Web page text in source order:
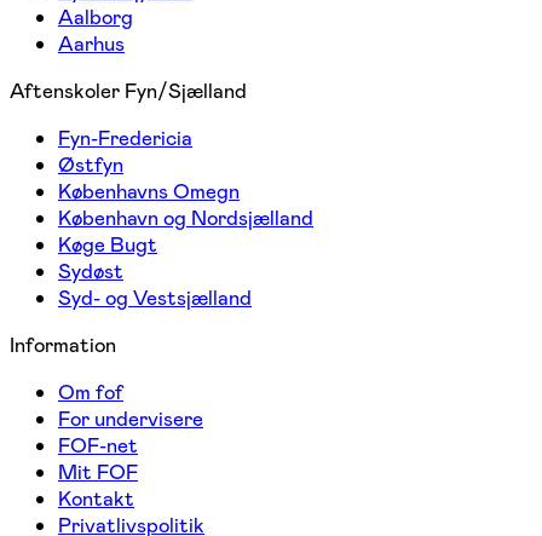
Aalborg
Aarhus
Aftenskoler Fyn/Sjælland
Fyn-Fredericia
Østfyn
Københavns Omegn
København og Nordsjælland
Køge Bugt
Sydøst
Syd- og Vestsjælland
Information
Om fof
For undervisere
FOF-net
Mit FOF
Kontakt
Privatlivspolitik